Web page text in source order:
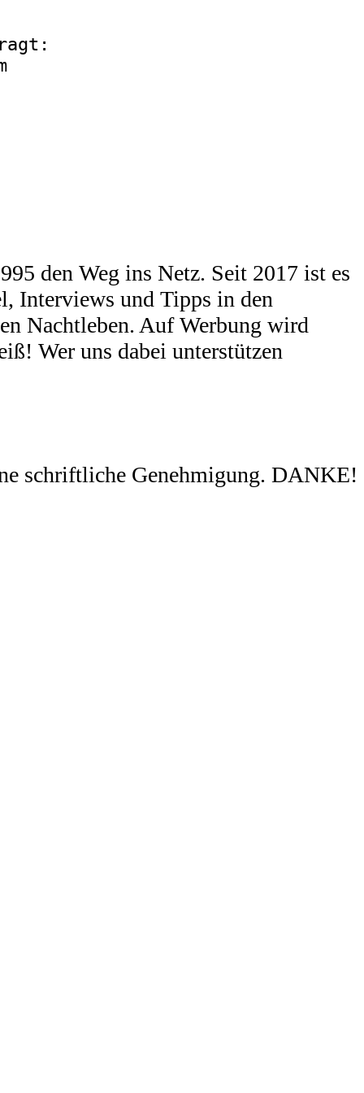
den Weg ins Netz. Seit 2017 ist es
Interviews und Tipps in den
Nachtleben. Auf Werbung wird
Wer uns dabei unterstützen
schriftliche Genehmigung. DANKE!